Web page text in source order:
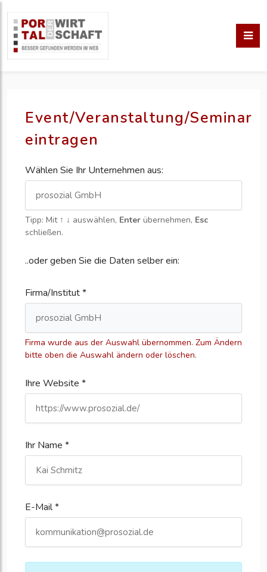
Event/Veranstaltung/Seminar
eintragen
Wählen Sie Ihr Unternehmen aus:
Tipp: Mit ↑ ↓ auswählen, Enter übernehmen, Esc
schließen.
..oder geben Sie die Daten selber ein:
Firma/Institut *
Firma wurde aus der Auswahl übernommen. Zum Ändern
bitte oben die Auswahl ändern oder löschen.
Ihre Website *
Ihr Name *
E-Mail *